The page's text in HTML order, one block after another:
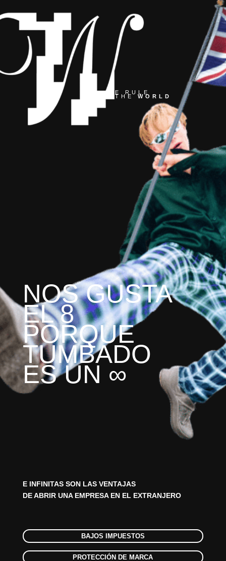
E RULE
THE WORLD
NOS GUSTA
EL 8
PORQUE
TUMBADO
ES UN ∞
E INFINITAS SON LAS VENTAJAS
DE ABRIR UNA EMPRESA EN EL EXTRANJERO
BAJOS IMPUESTOS
PROTECCIÓN DE MARCA